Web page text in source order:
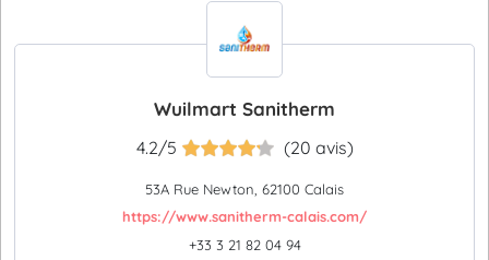
Wuilmart Sanitherm
4.2/5 (20 avis)
53A Rue Newton, 62100 Calais
https://www.sanitherm-calais.com/
+33 3 21 82 04 94